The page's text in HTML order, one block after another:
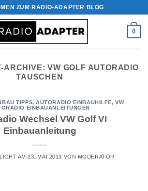
ZUM RADIO-ADAPTER BLOG
0
ARCHIVE:VW GOLF AUTORADIO
TAUSCHEN
TIPPS,AUTORADIO EINBAUHILFE,VW
EINBAUANLEITUNGEN
Wechsel VW Golf VI
Einbauanleitung
AM23. MAI 2013 VON MODERATOR